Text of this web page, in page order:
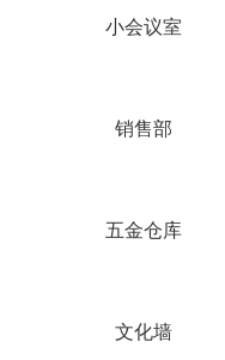
小会议室
销售部
五金仓库
文化墙